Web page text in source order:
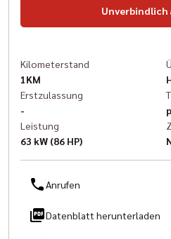
Unverbindlich
Kilometerstand
1KM
Erstzulassung
-
Leistung
63 kW (86 HP)
Anrufen
Datenblatt herunterladen